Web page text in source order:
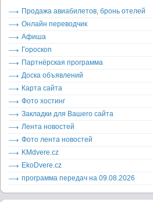
Продажа авиабилетов, бронь отелей
Онлайн переводчик
Афиша
Гороскоп
Партнёрская программа
Доска объявлений
Карта сайта
Фото хостинг
Закладки для Вашего сайта
Лента новостей
Фото лента новостей
KMdvere.cz
EkoDvere.cz
программа передач на 09.08.2026